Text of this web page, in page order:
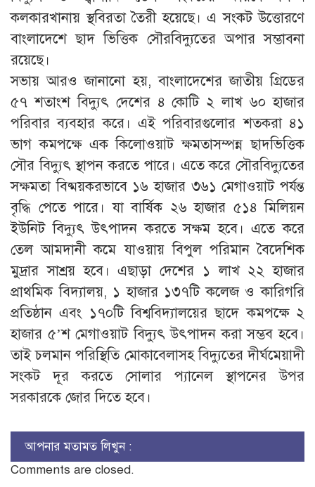
কলকারখানায় স্থবিরতা তৈরী হয়েছে। এ সংকট উত্তোরণে
বাংলাদেশে ছাদ ভিত্তিক সৌরবিদ্যুতের অপার সম্ভাবনা
রয়েছে।
সভায় আরও জানানো হয়, বাংলাদেশের জাতীয় গ্রিডের
৫৭ শতাংশ বিদ্যুৎ দেশের ৪ কোটি ২ লাখ ৬০ হাজার
পরিবার ব্যবহার করে। এই পরিবারগুলোর শতকরা ৪১
ভাগ কমপক্ষে এক কিলোওয়াট ক্ষমতাসম্পন্ন ছাদভিত্তিক
সৌর বিদ্যুৎ স্থাপন করতে পারে। এতে করে সৌরবিদ্যুতের
সক্ষমতা বিষ্ময়করভাবে ১৬ হাজার ৩৬১ মেগাওয়াট পর্যন্ত
বৃদ্ধি পেতে পারে। যা বার্ষিক ২৬ হাজার ৫১৪ মিলিয়ন
ইউনিট বিদ্যুৎ উৎপাদন করতে সক্ষম হবে। এতে করে
তেল আমদানী কমে যাওয়ায় বিপুল পরিমান বৈদেশিক
মুদ্রার সাশ্রয় হবে। এছাড়া দেশের ১ লাখ ২২ হাজার
প্রাথমিক বিদ্যালয়, ১ হাজার ১৩৭টি কলেজ ও কারিগরি
প্রতিষ্ঠান এবং ১৭০টি বিশ্ববিদ্যালয়ের ছাদে কমপক্ষে ২
হাজার ৫’শ মেগাওয়াট বিদ্যুৎ উৎপাদন করা সম্ভব হবে।
তাই চলমান পরিস্থিতি মোকাবেলাসহ বিদ্যুতের দীর্ঘমেয়াদী
সংকট দূর করতে সোলার প্যানেল স্থাপনের উপর
সরকারকে জোর দিতে হবে।
আপনার মতামত লিখুন :
Comments are closed.